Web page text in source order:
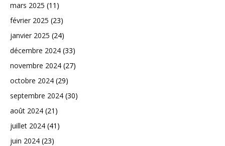
mars 2025 (11)
février 2025 (23)
janvier 2025 (24)
décembre 2024 (33)
novembre 2024 (27)
octobre 2024 (29)
septembre 2024 (30)
août 2024 (21)
juillet 2024 (41)
juin 2024 (23)